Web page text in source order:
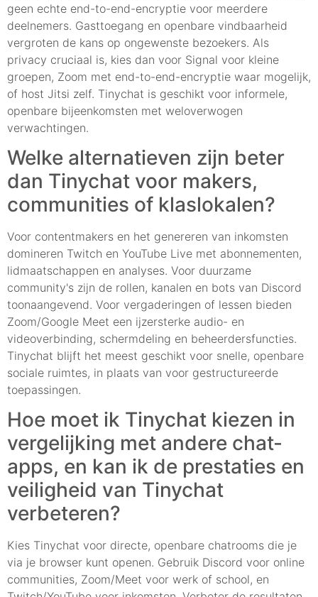
geen echte end-to-end-encryptie voor meerdere
deelnemers. Gasttoegang en openbare vindbaarheid
vergroten de kans op ongewenste bezoekers. Als
privacy cruciaal is, kies dan voor Signal voor kleine
groepen, Zoom met end-to-end-encryptie waar mogelijk,
of host Jitsi zelf. Tinychat is geschikt voor informele,
openbare bijeenkomsten met weloverwogen
verwachtingen.
Welke alternatieven zijn beter
dan Tinychat voor makers,
communities of klaslokalen?
Voor contentmakers en het genereren van inkomsten
domineren Twitch en YouTube Live met abonnementen,
lidmaatschappen en analyses. Voor duurzame
community's zijn de rollen, kanalen en bots van Discord
toonaangevend. Voor vergaderingen of lessen bieden
Zoom/Google Meet een ijzersterke audio- en
videoverbinding, schermdeling en beheerdersfuncties.
Tinychat blijft het meest geschikt voor snelle, openbare
sociale ruimtes, in plaats van voor gestructureerde
toepassingen.
Hoe moet ik Tinychat kiezen in
vergelijking met andere chat-
apps, en kan ik de prestaties en
veiligheid van Tinychat
verbeteren?
Kies Tinychat voor directe, openbare chatrooms die je
via je browser kunt openen. Gebruik Discord voor online
communities, Zoom/Meet voor werk of school, en